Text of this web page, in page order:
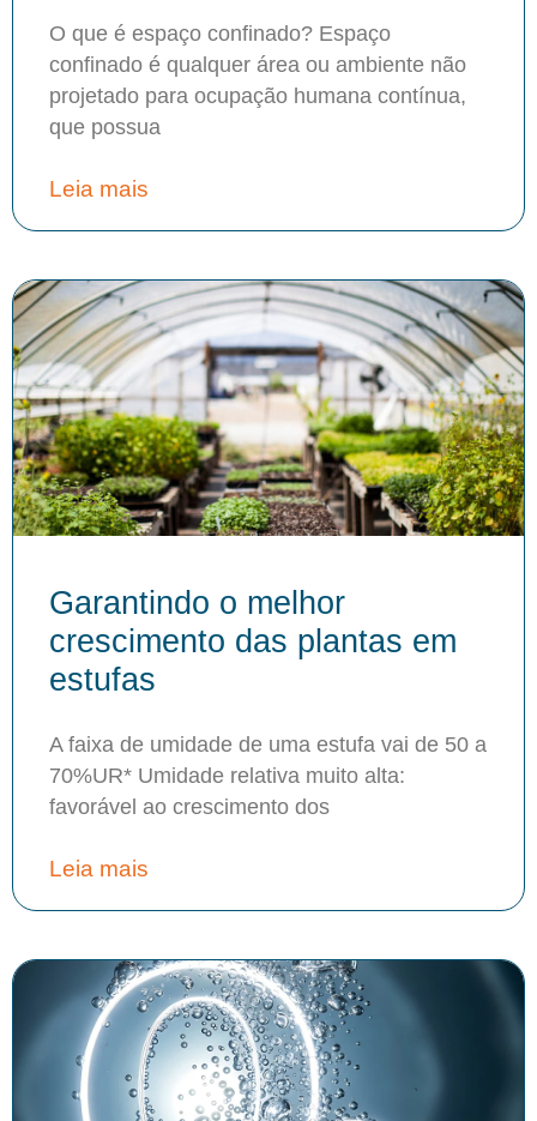
O que é espaço confinado? Espaço
confinado é qualquer área ou ambiente não
projetado para ocupação humana contínua,
que possua
Leia mais
Garantindo o melhor
crescimento das plantas em
estufas
A faixa de umidade de uma estufa vai de 50 a
70%UR* Umidade relativa muito alta:
favorável ao crescimento dos
Leia mais